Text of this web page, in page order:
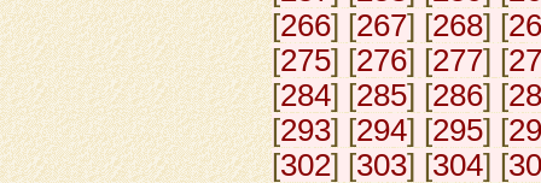
[266] [267] [268] [
[275] [276] [277] [
[284] [285] [286] [
[293] [294] [295] [
[302] [303] [304] [